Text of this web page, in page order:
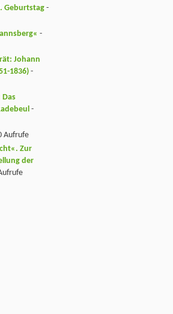
Geburtstag-
-
Johann
1836)-
Das
-
Aufrufe
Zur
der